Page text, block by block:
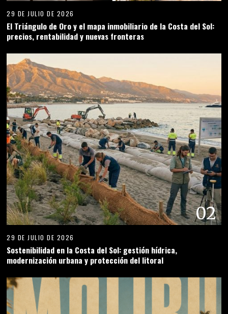
29 DE JULIO DE 2026
El Triángulo de Oro y el mapa inmobiliario de la Costa del Sol:
precios, rentabilidad y nuevas fronteras
02
29 DE JULIO DE 2026
Sostenibilidad en la Costa del Sol: gestión hídrica,
modernización urbana y protección del litoral